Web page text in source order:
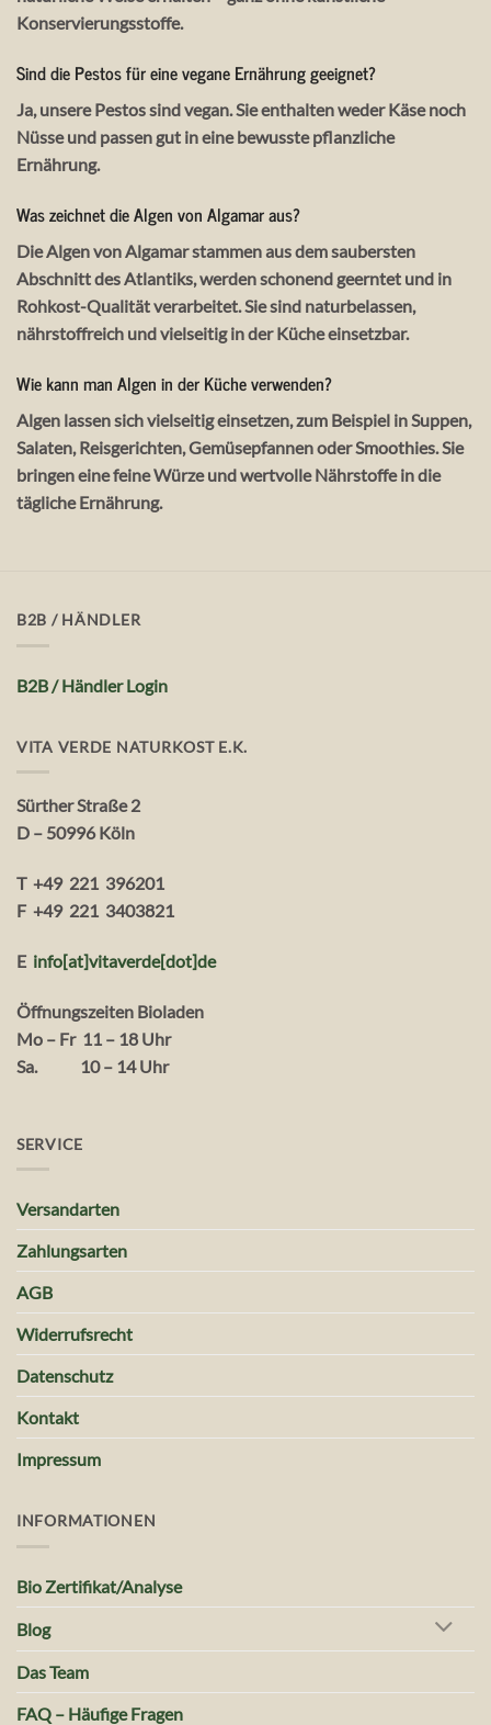
Konservierungsstoffe.
Sind die Pestos für eine vegane Ernährung geeignet?
Ja, unsere Pestos sind vegan. Sie enthalten weder Käse noch
Nüsse und passen gut in eine bewusste pflanzliche
Ernährung.
Was zeichnet die Algen von Algamar aus?
Die Algen von Algamar stammen aus dem saubersten
Abschnitt des Atlantiks, werden schonend geerntet und in
Rohkost-Qualität verarbeitet. Sie sind naturbelassen,
nährstoffreich und vielseitig in der Küche einsetzbar.
Wie kann man Algen in der Küche verwenden?
Algen lassen sich vielseitig einsetzen, zum Beispiel in Suppen,
Salaten, Reisgerichten, Gemüsepfannen oder Smoothies. Sie
bringen eine feine Würze und wertvolle Nährstoffe in die
tägliche Ernährung.
B2B / HÄNDLER
B2B / Händler Login
VITA VERDE NATURKOST E.K.
Sürther Straße 2
D – 50996 Köln
T +49 221 396201
F +49 221 3403821
E info[at]vitaverde[dot]de
Öffnungszeiten Bioladen
Mo – Fr 11 – 18 Uhr
Sa. 10 – 14 Uhr
SERVICE
Versandarten
Zahlungsarten
AGB
Widerrufsrecht
Datenschutz
Kontakt
Impressum
INFORMATIONEN
Bio Zertifikat/Analyse
Blog
Das Team
FAQ – Häufige Fragen